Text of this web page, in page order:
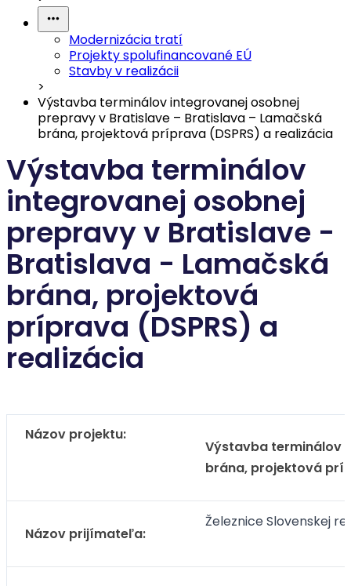
Modernizácia tratí
Projekty spolufinancované EÚ
Stavby v realizácii
>
Výstavba terminálov integrovanej osobnej
prepravy v Bratislave – Bratislava – Lamačská
brána, projektová príprava (DSPRS) a realizácia
Výstavba terminálov
integrovanej osobnej
prepravy v Bratislave -
Bratislava - Lamačská
brána, projektová
príprava (DSPRS) a
realizácia
Názov projektu:
Výstavba terminálov
brána, projektová
Názov prijímateľa:
Železnice Slovenskej